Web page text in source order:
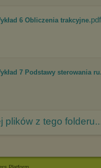
6 Obliczenia trakcyjne.pdf
7 Podstawy sterowania
plików z tego